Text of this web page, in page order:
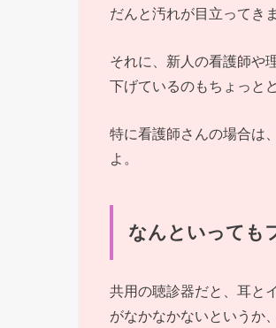
だんと汚れが目立ってき
それに、新人の看護師や
下げているのもちょっと
特に看護師さんの場合は
よ。
なんといっても
共用の聴診器だと、耳と
がなかなかないというか